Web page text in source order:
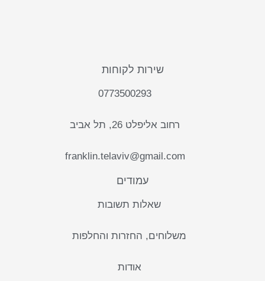
שירות לקוחות
0773500293
רחוב אליפלט 26, תל אביב
franklin.telaviv@gmail.com
עמודים
שאלות תשובות
משלוחים, החזרות והחלפות
אודות